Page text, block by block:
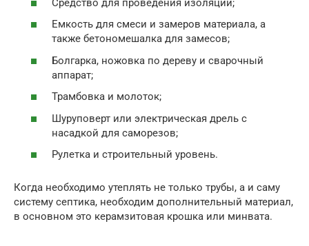
Средство для проведения изоляции;
Емкость для смеси и замеров материала, а
также бетономешалка для замесов;
Болгарка, ножовка по дереву и сварочный
аппарат;
Трамбовка и молоток;
Шуруповерт или электрическая дрель с
насадкой для саморезов;
Рулетка и строительный уровень.
Когда необходимо утеплять не только трубы, а и саму
систему септика, необходим дополнительный материал,
в основном это керамзитовая крошка или минвата.